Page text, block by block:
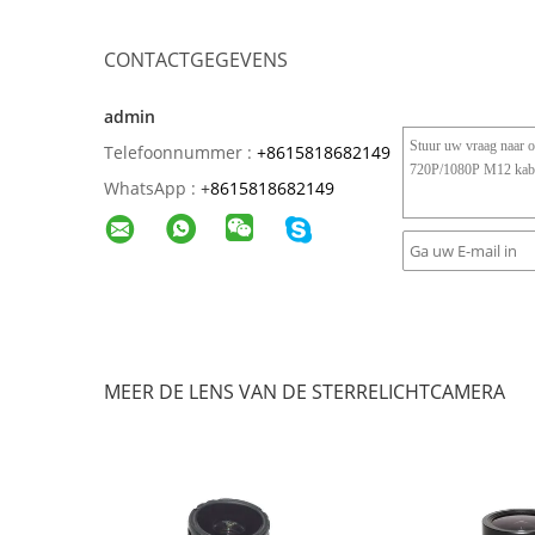
CONTACTGEGEVENS
admin
Telefoonnummer : +8615818682149
WhatsApp : +8615818682149
MEER DE LENS VAN DE STERRELICHTCAMERA